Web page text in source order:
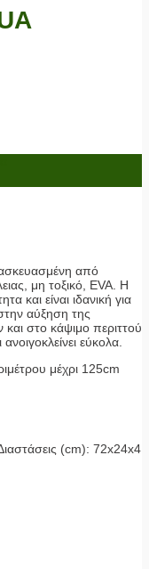
από
μη τοξικό, EVA. Η
και είναι ιδανική για
αύξηση της
στο κάψιμο περιττού
εύκολα.
μέχρι 125cm
(cm): 72x24x4